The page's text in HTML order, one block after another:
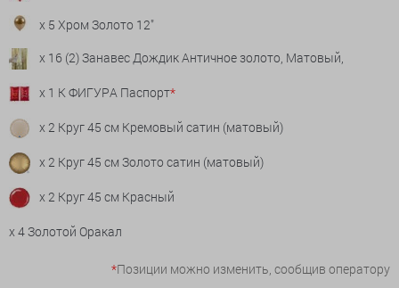
x 5 Хром Золото 12"
x 16 (2) Занавес Дождик Античное золото, Матовый,
x 1 К ФИГУРА Паспорт*
x 2 Круг 45 см Кремовый сатин (матовый)
x 2 Круг 45 см Золото сатин (матовый)
x 2 Круг 45 см Красный
x 4 Золотой Оракал
*Позиции можно изменить, сообщив оператору